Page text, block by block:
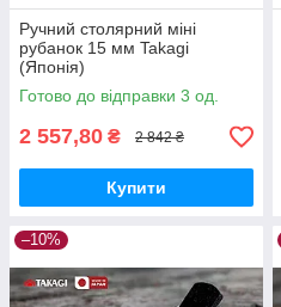
Ручний столярний міні
рубанок 15 мм Takagi
(Японія)
Готово до відправки 3 од.
2 557,80 ₴ 2 842 ₴
Купити
–10%